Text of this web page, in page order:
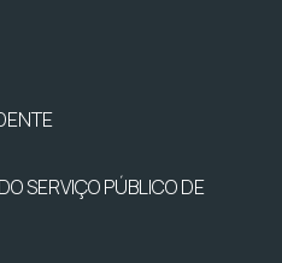
SERVIÇO PÚBLICO DE